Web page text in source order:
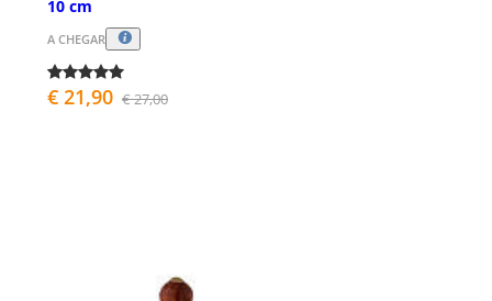
10 cm
A CHEGAR
€ 21,90 € 27,00